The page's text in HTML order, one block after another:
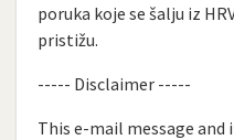
poruka koje se šalju iz
pristižu.
----- Disclaimer -----
This e-mail message